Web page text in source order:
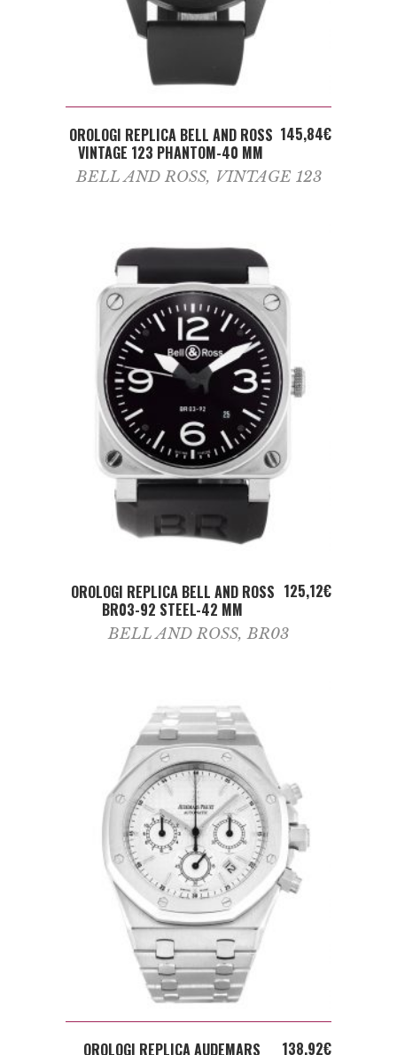
ADD TO CART
OROLOGI REPLICA BELL AND ROSS
VINTAGE 123 PHANTOM-40 MM
145,84€
BELL AND ROSS, VINTAGE 123
ADD TO CART
OROLOGI REPLICA BELL AND ROSS
BR03-92 STEEL-42 MM
125,12€
BELL AND ROSS,BR03
ADD TO CART
OROLOGI REPLICA AUDEMARS 138,92€